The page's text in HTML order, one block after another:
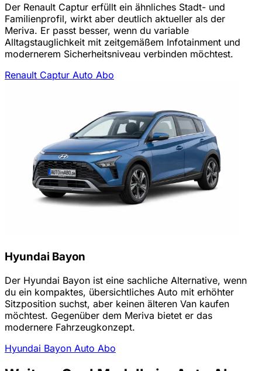
Der Renault Captur erfüllt ein ähnliches Stadt- und
Familienprofil, wirkt aber deutlich aktueller als der
Meriva. Er passt besser, wenn du variable
Alltagstauglichkeit mit zeitgemäßem Infotainment und
modernerem Sicherheitsniveau verbinden möchtest.
Renault Captur Auto Abo
Hyundai Bayon
Der Hyundai Bayon ist eine sachliche Alternative, wenn
du ein kompaktes, übersichtliches Auto mit erhöhter
Sitzposition suchst, aber keinen älteren Van kaufen
möchtest. Gegenüber dem Meriva bietet er das
modernere Fahrzeugkonzept.
Hyundai Bayon Auto Abo